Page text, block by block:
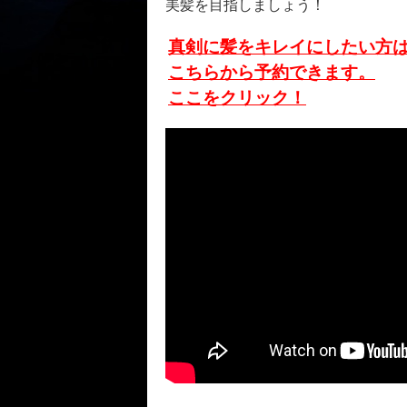
美髪を目指しましょう！
真剣に髪をキレイにしたい方
こちらから予約できます。
ここをクリック！